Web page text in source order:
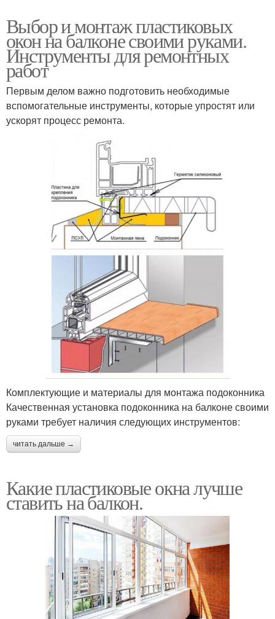
Выбор и монтаж пластиковых
окон на балконе своими руками.
Инструменты для ремонтных
работ
Первым делом важно подготовить необходимые
вспомогательные инструменты, которые упростят или
ускорят процесс ремонта.
Комплектующие и материалы для монтажа подоконника
Качественная установка подоконника на балконе своими
руками требует наличия следующих инструментов:
читать дальше →
Какие пластиковые окна лучше
ставить на балкон.